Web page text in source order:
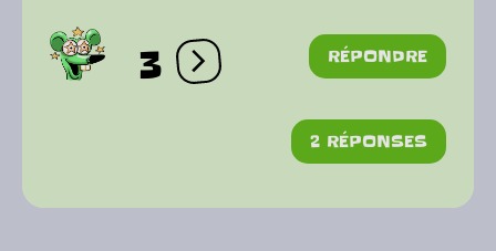
3 Ouvrir les réactions
RÉPONDRE
2 RÉPONSES